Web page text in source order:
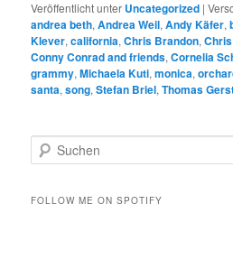
Veröffentlicht unter Uncategorized |
andrea beth,Andrea Weil,Andy Käfer,
Klever,california,Chris Brandon,
Conny Conrad and friends,Cornelia
grammy,Michaela Kuti,monica,
santa,song,Stefan Briel,Thomas
u
h
FOLLOW ME ON SPOTIFY